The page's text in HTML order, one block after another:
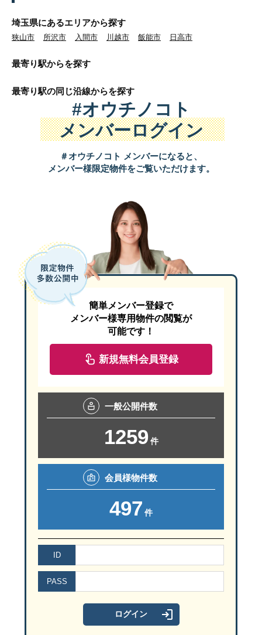
埼玉県にあるエリアから探す
狭山市 所沢市 入間市 川越市 飯能市 日高市
最寄り駅からを探す
最寄り駅の同じ沿線からを探す
#オウチノコト
メンバーログイン
＃オウチノコト メンバーになると、
メンバー様限定物件をご覧いただけます。
簡単メンバー登録で
メンバー様専用物件の閲覧が
可能です！
新規無料会員登録
一般公開件数
1259 件
会員様物件数
497 件
ID
PASS